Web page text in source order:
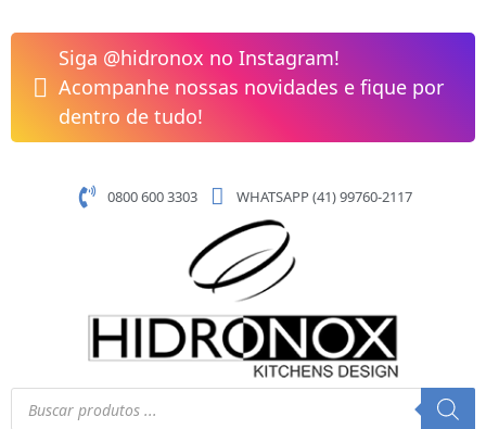
para
conteúdo
Siga @hidronox no Instagram!
Acompanhe nossas novidades e fique por
dentro de tudo!
0800 600 3303 WHATSAPP (41) 99760-2117
Pesquisar
produtos
de
Apoio
Redonda
T1
Terra
Cafe
Roca
A32787U660
quantidade